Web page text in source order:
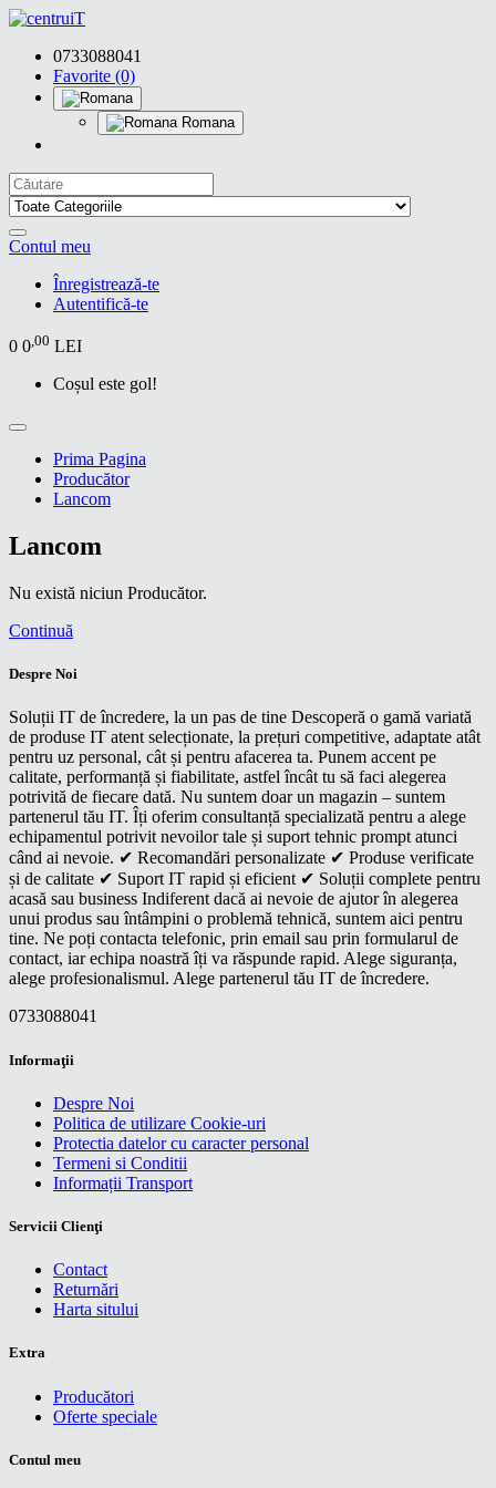
0733088041
Favorite (0)
Romana
Contul meu
Înregistrează-te
Autentifică-te
0 0,00 LEI
Coșul este gol!
Prima Pagina
Producător
Lancom
Lancom
Nu există niciun Producător.
Continuă
Despre Noi
Soluții IT de încredere, la un pas de tine Descoperă o gamă variată
de produse IT atent selecționate, la prețuri competitive, adaptate atât
pentru uz personal, cât și pentru afacerea ta. Punem accent pe
calitate, performanță și fiabilitate, astfel încât tu să faci alegerea
potrivită de fiecare dată. Nu suntem doar un magazin – suntem
partenerul tău IT. Îți oferim consultanță specializată pentru a alege
echipamentul potrivit nevoilor tale și suport tehnic prompt atunci
când ai nevoie. ✔ Recomandări personalizate ✔ Produse verificate
și de calitate ✔ Suport IT rapid și eficient ✔ Soluții complete pentru
acasă sau business Indiferent dacă ai nevoie de ajutor în alegerea
unui produs sau întâmpini o problemă tehnică, suntem aici pentru
tine. Ne poți contacta telefonic, prin email sau prin formularul de
contact, iar echipa noastră îți va răspunde rapid. Alege siguranța,
alege profesionalismul. Alege partenerul tău IT de încredere.
0733088041
Informaţii
Despre Noi
Politica de utilizare Cookie-uri
Protectia datelor cu caracter personal
Termeni si Conditii
Informații Transport
Servicii Clienţi
Contact
Returnări
Harta sitului
Extra
Producători
Oferte speciale
Contul meu